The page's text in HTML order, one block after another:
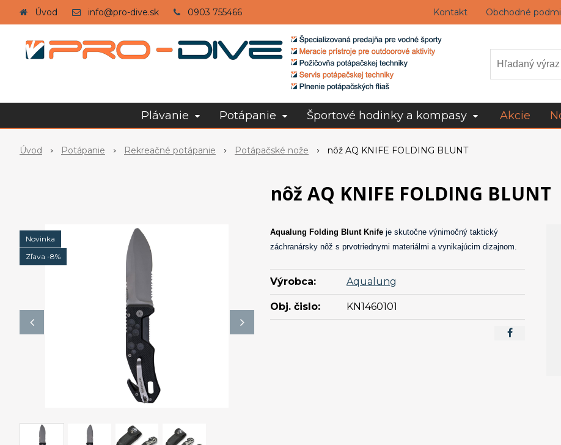
Úvod info@pro-dive.sk 0903 755466 Kontakt Obchodné
Plávanie Potápanie Športové hodinky a kompasy Akcie
Úvod Potápanie Rekreačné potápanie Potápačské nože nôž AQ KNIFE FOLDING BLUNT
nôž AQ KNIFE FOLDING BLUNT
Novinka
Zľava -8%
Aqualung Folding Blunt Knife je skutočne výnimočný taktický
záchranársky nôž s prvotriednymi materiálmi a vynikajúcim dizajnom.
Výrobca: Aqualung
Obj. čislo: KN1460101